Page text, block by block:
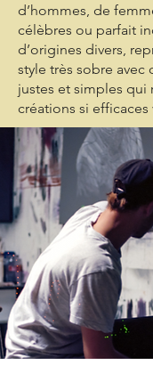
d’hommes, de
célèbres ou parfait
d’origines divers,
style très sobre avec
justes et simples qui
créations si